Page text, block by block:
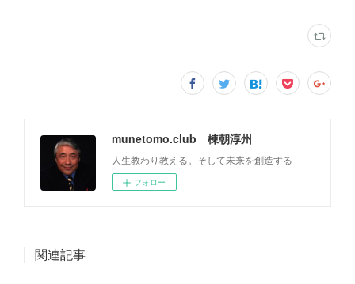
munetomo.club 棟朝淳州
人生教わり教える。そして未来を創造する
フォロー
関連記事